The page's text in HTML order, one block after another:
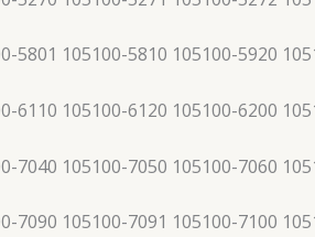
5801 105100-5810 105100-5920
6110 105100-6120 105100-6200
7040 105100-7050 105100-7060
7090 105100-7091 105100-7100